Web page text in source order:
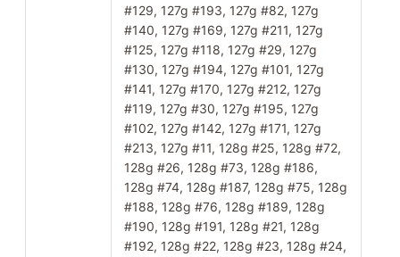
#129, 127g #193, 127g #82, 127g
#140, 127g #169, 127g #211, 127g
#125, 127g #118, 127g #29, 127g
#130, 127g #194, 127g #101, 127g
#141, 127g #170, 127g #212, 127g
#119, 127g #30, 127g #195, 127g
#102, 127g #142, 127g #171, 127g
#213, 127g #11, 128g #25, 128g #72,
128g #26, 128g #73, 128g #186,
128g #74, 128g #187, 128g #75, 128g
#188, 128g #76, 128g #189, 128g
#190, 128g #191, 128g #21, 128g
#192, 128g #22, 128g #23, 128g #24,